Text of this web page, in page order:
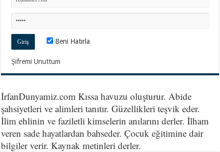
Beni Hatırla
Şifremi Unuttum
İrfanDunyamiz.com Kıssa havuzu oluşturur. Abide
şahsiyetleri ve alimleri tanıtır. Güzellikleri teşvik eder.
İlim ehlinin ve faziletli kimselerin anılarını derler. İlham
veren sade hayatlardan bahseder. Çocuk eğitimine dair
bilgiler verir. Kaynak metinleri derler.